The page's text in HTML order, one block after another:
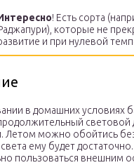
! Есть сорта
которые не
и при нулевой
в домашних условиях
световой
Летом можно обойтись
ему будет
пользоваться внешним